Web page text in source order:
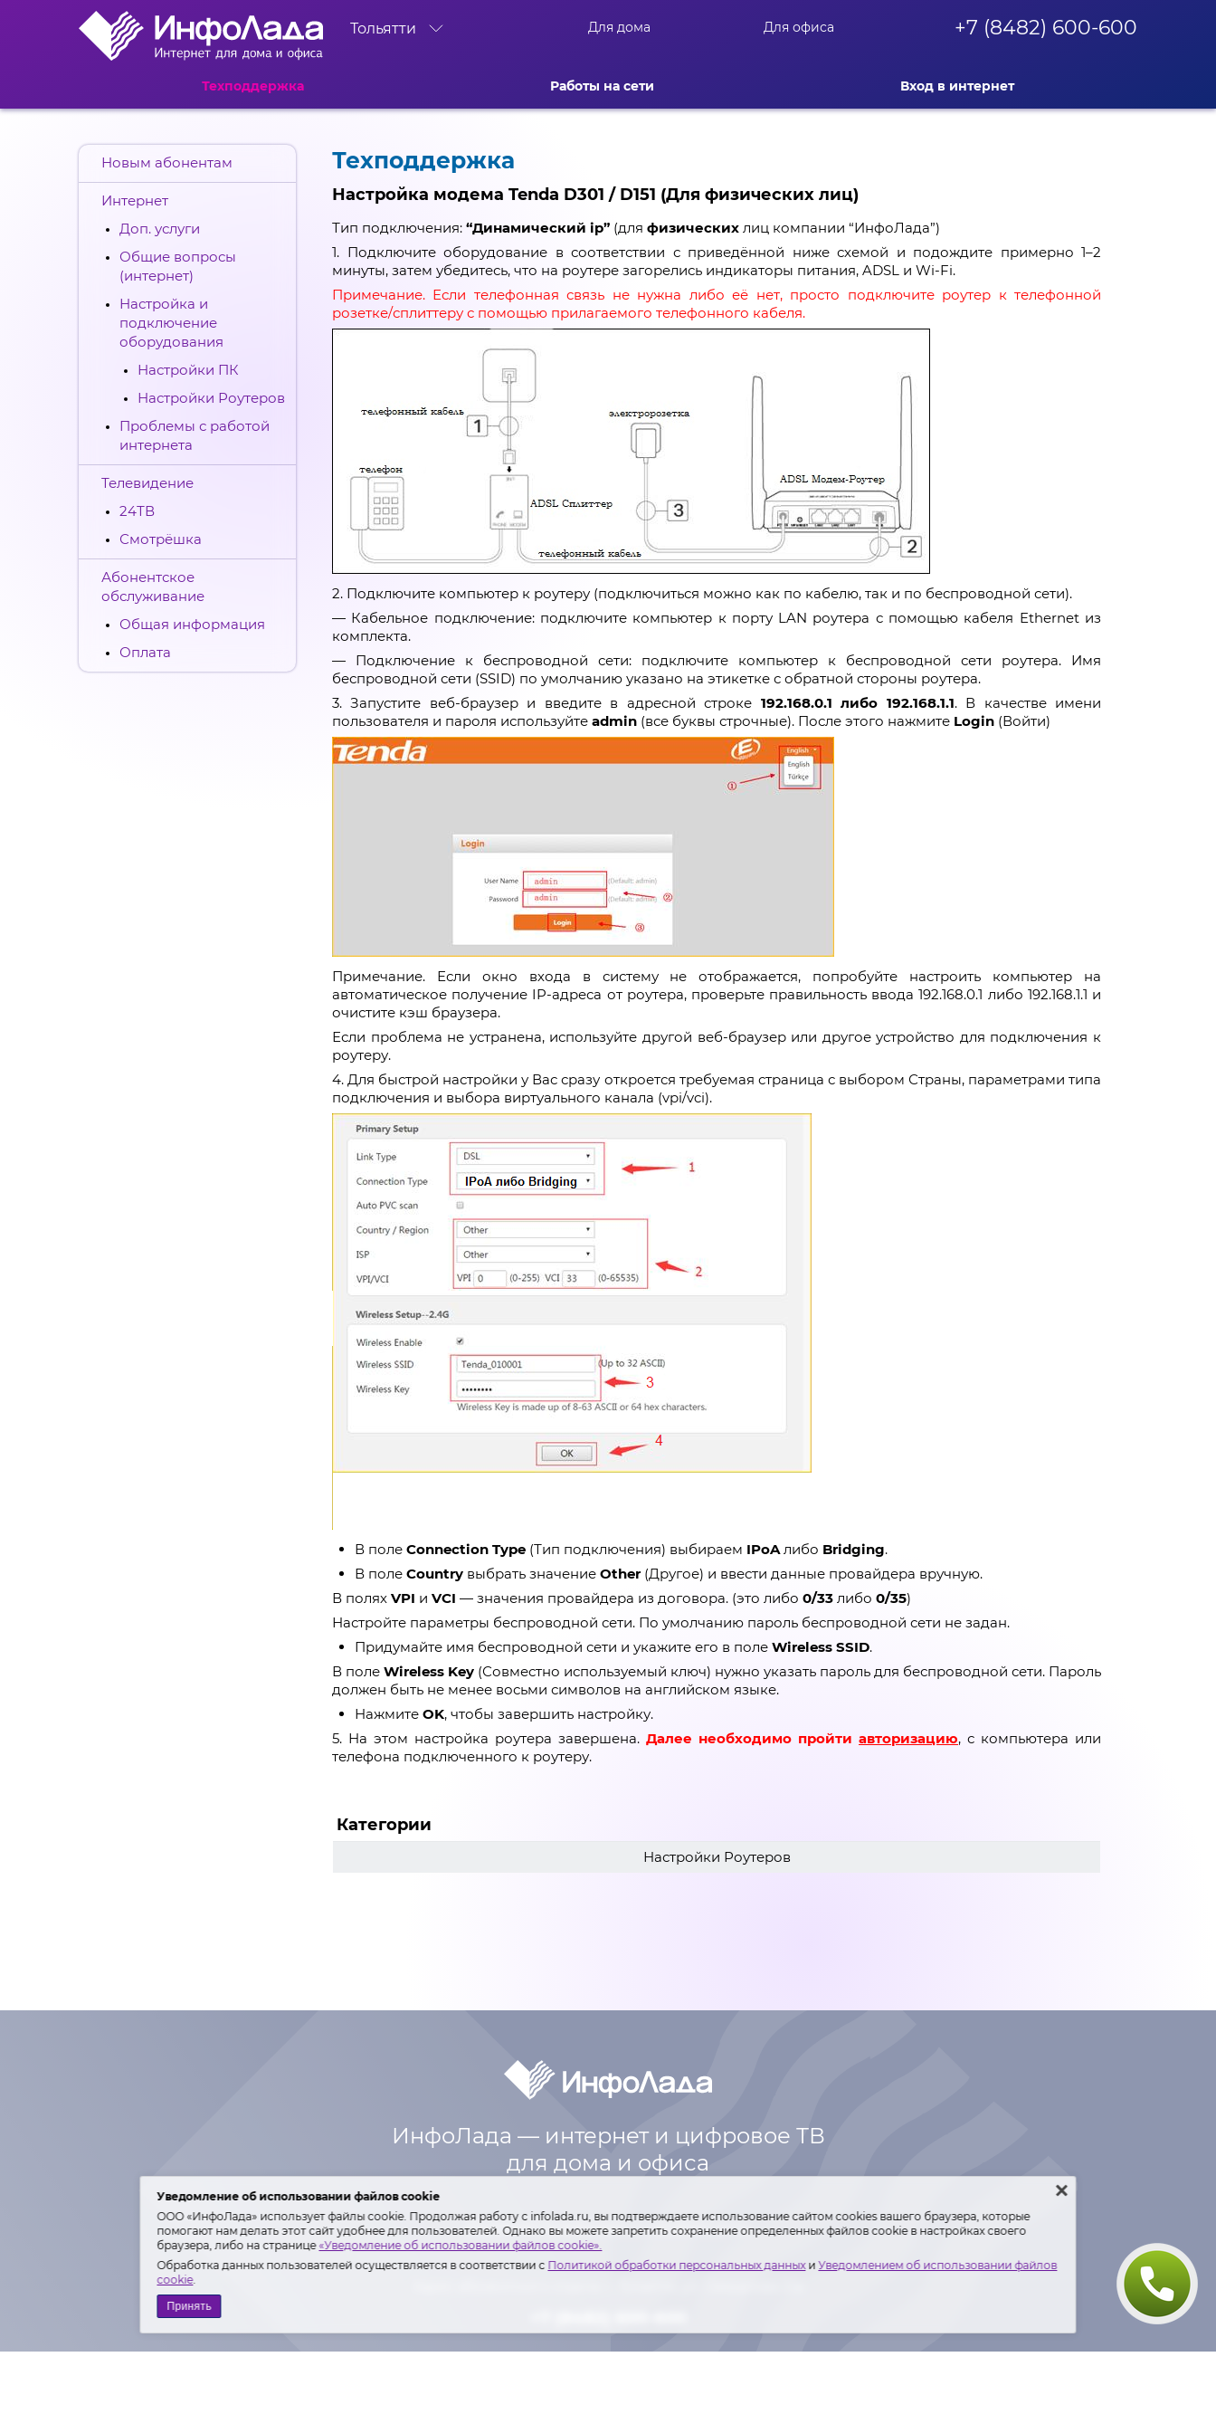
Тольятти Для дома Для офиса +7 (8482) 600-600
Техподдержка Работы на сети Вход в интернет
Новым абонентам
Интернет
Доп. услуги
Общие вопросы
(интернет)
Настройка и
подключение
оборудования
Настройки ПК
Настройки Роутеров
Проблемы с работой
интернета
Телевидение
24ТВ
Смотрёшка
Абонентское
обслуживание
Общая информация
Оплата
Техподдержка
Настройка модема Tenda D301 / D151 (Для физических лиц)
Тип подключения: “Динамический ip” (для физических лиц компании “ИнфоЛада”)
1. Подключите оборудование в соответствии с приведённой ниже схемой и подождите примерно 1–2
минуты, затем убедитесь, что на роутере загорелись индикаторы питания, ADSL и Wi-Fi.
Примечание. Если телефонная связь не нужна либо её нет, просто подключите роутер к телефонной
розетке/сплиттеру с помощью прилагаемого телефонного кабеля.
2. Подключите компьютер к роутеру (подключиться можно как по кабелю, так и по беспроводной сети).
— Кабельное подключение: подключите компьютер к порту LAN роутера с помощью кабеля Ethernet из
комплекта.
— Подключение к беспроводной сети: подключите компьютер к беспроводной сети роутера. Имя
беспроводной сети (SSID) по умолчанию указано на этикетке с обратной стороны роутера.
3. Запустите веб-браузер и введите в адресной строке 192.168.0.1 либо 192.168.1.1. В качестве имени
пользователя и пароля используйте admin (все буквы строчные). После этого нажмите Login (Войти)
Примечание. Если окно входа в систему не отображается, попробуйте настроить компьютер на
автоматическое получение IP-адреса от роутера, проверьте правильность ввода 192.168.0.1 либо 192.168.1.1 и
очистите кэш браузера.
Если проблема не устранена, используйте другой веб-браузер или другое устройство для подключения к
роутеру.
4. Для быстрой настройки у Вас сразу откроется требуемая страница с выбором Страны, параметрами типа
подключения и выбора виртуального канала (vpi/vci).
В поле Connection Type (Тип подключения) выбираем IPoAлибо Bridging.
В поле Сountry выбрать значение Other (Другое) и ввести данные провайдера вручную.
В полях VPI и VCI — значения провайдера из договора. (это либо 0/33 либо 0/35)
Настройте параметры беспроводной сети. По умолчанию пароль беспроводной сети не задан.
Придумайте имя беспроводной сети и укажите его в поле Wireless SSID.
В поле Wireless Key (Совместно используемый ключ) нужно указать пароль для беспроводной сети. Пароль
должен быть не менее восьми символов на английском языке.
Нажмите OK, чтобы завершить настройку.
5. На этом настройка роутера завершена. Далее необходимо пройти авторизацию, с компьютера или
телефона подключенного к роутеру.
Категории
Настройки Роутеров
ИнфоЛада — интернет и цифровое ТВ
для дома и офиса
ИнтернетТелефонияОплатаКонтакты
Уведомление об использовании файлов cookie
ООО «ИнфоЛада» использует файлы cookie. Продолжая работу с infolada.ru, вы подтверждаете использование сайтом сооkiеѕ вашего браузера, которые
помогают нам делать этот сайт удобнее для пользователей. Однако вы можете запретить сохранение определенных файлов cookie в настройках своего
браузера, либо на странице«Уведомление об использовании файлов cookie».
Обработка данных пользователей осуществляется в соответствии с Политикой обработки персональных данныхиУведомлением об использовании файлов
cookie.
Принять